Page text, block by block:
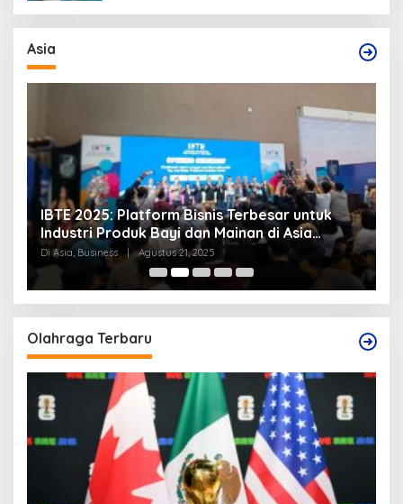
Asia
IBTE 2025: Platform Bisnis Terbesar untuk
Industri Produk Bayi dan Mainan di Asia
Tenggara
Di Asia, Business | Agustus 21, 2025
Olahraga Terbaru